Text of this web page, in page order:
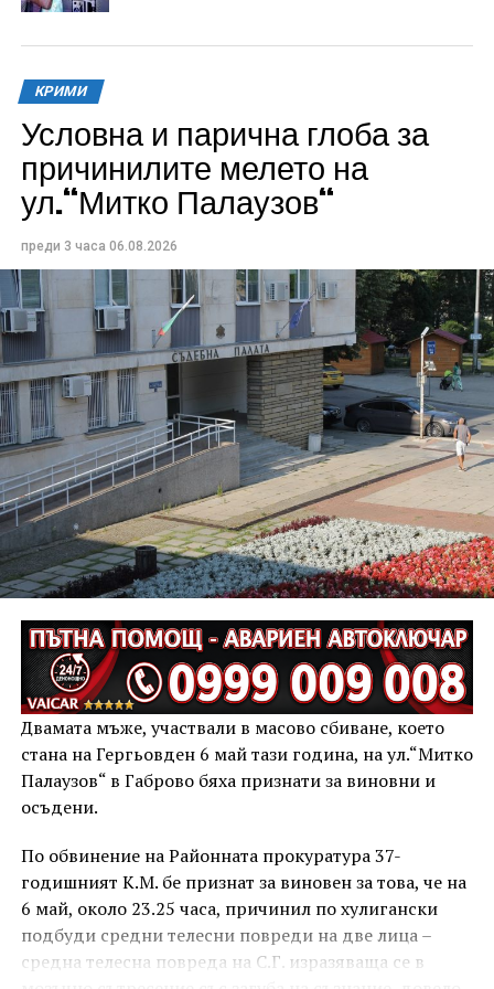
КРИМИ
Условна и парична глоба за
причинилите мелето на
ул.“Митко Палаузов“
преди 3 часа 06.08.2026
Двамата мъже, участвали в масово сбиване, което
стана на Гергьовден 6 май тази година, на ул.“Митко
Палаузов“ в Габрово бяха признати за виновни и
осъдени.
По обвинение на Районната прокуратура 37-
годишният К.М. бе признат за виновен за това, че на
6 май, около 23.25 часа, причинил по хулигански
подбуди средни телесни повреди на две лица –
средна телесна повреда на С.Г. изразяваща се в